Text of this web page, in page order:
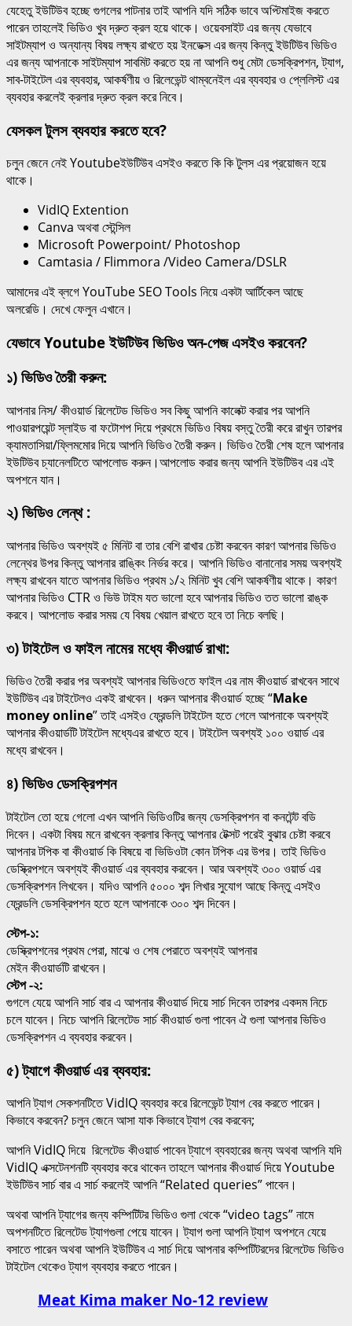
যেহেতু ইউটিউব হচ্ছে গুগলের পাটনার তাই আপনি যদি সঠিক ভাবে অপ্টিমাইজ করতে
পারেন তাহলেই ভিডিও খুব দ্রুত ক্রল হয়ে থাকে। ওয়েবসাইট এর জন্য যেভাবে
সাইটম্যাপ ও অন্যান্য বিষয় লক্ষ্য রাখতে হয় ইনডেক্স এর জন্য কিন্তু ইউটিউব ভিডিও
এর জন্য আপনাকে সাইটম্যাপ সাবমিট করতে হয় না আপনি শুধু মেটা ডেসক্রিপশন, ট্যাগ,
সাব-টাইটেল এর ব্যবহার, আকর্ষণীয় ও রিলেভেন্ট থাম্বনেইল এর ব্যবহার ও প্লেলিস্ট এর
ব্যবহার করলেই ক্রলার দ্রুত ক্রল করে নিবে।
যেসকল টুলস ব্যবহার করতে হবে?
চলুন জেনে নেই Youtubeইউটিউব এসইও করতে কি কি টুলস এর প্রয়োজন হয়ে
থাকে।
VidIQ Extention
Canva অথবা স্টেন্সিল
Microsoft Powerpoint/ Photoshop
Camtasia / Flimmora /Video Camera/DSLR
আমাদের এই ব্লগে YouTube SEO Tools নিয়ে একটা আর্টিকেল আছে
অলরেডি। দেখে ফেলুন এখানে।
যেভাবে Youtube ইউটিউব ভিডিও অন-পেজ এসইও করবেন?
১) ভিডিও তৈরী করুন:
আপনার নিস/ কীওয়ার্ড রিলেটেড ভিডিও সব কিছু আপনি কালেক্ট করার পর আপনি
পাওয়ারপয়েন্ট স্লাইড বা ফটোশপ দিয়ে প্রথমে ভিডিও বিষয় বস্তু তৈরী করে রাখুন তারপর
ক্যামতাসিয়া/ফ্লিমমোর দিয়ে আপনি ভিডিও তৈরী করুন। ভিডিও তৈরী শেষ হলে আপনার
ইউটিউব চ্যানেলটিতে আপলোড করুন।আপলোড করার জন্য আপনি ইউটিউব এর এই
অপশনে যান।
২) ভিডিও লেন্থ :
আপনার ভিডিও অবশ্যই ৫ মিনিট বা তার বেশি রাখার চেষ্টা করবেন কারণ আপনার ভিডিও
লেন্থের উপর কিন্তু আপনার রাঙ্কিং নির্ভর করে। আপনি ভিডিও বানানোর সময় অবশ্যই
লক্ষ্য রাখবেন যাতে আপনার ভিডিও প্রথম ১/২ মিনিট খুব বেশি আকর্ষণীয় থাকে। কারণ
আপনার ভিডিও CTR ও ভিউ টাইম যত ভালো হবে আপনার ভিডিও তত ভালো রাঙ্ক
করবে। আপলোড করার সময় যে বিষয় খেয়াল রাখতে হবে তা নিচে বলছি।
৩) টাইটেল ও ফাইল নামের মধ্যে কীওয়ার্ড রাখা:
ভিডিও তৈরী করার পর অবশ্যই আপনার ভিডিওতে ফাইল এর নাম কীওয়ার্ড রাখবেন সাথে
ইউটিউব এর টাইটেলও একই রাখবেন। ধরুন আপনার কীওয়ার্ড হচ্ছে “Make
money online” তাই এসইও ফ্রেন্ডলি টাইটেল হতে গেলে আপনাকে অবশ্যই
আপনার কীওয়ার্ডটি টাইটেল মধ্যেএর রাখতে হবে। টাইটেল অবশ্যই ১০০ ওয়ার্ড এর
মধ্যে রাখবেন।
৪) ভিডিও ডেসক্রিপশন
টাইটেল তো হয়ে গেলো এখন আপনি ভিডিওটির জন্য ডেসক্রিপশন বা কনটেন্ট বডি
দিবেন। একটা বিষয় মনে রাখবেন ক্রলার কিন্তু আপনার টেক্সট পরেই বুঝার চেষ্টা করবে
আপনার টপিক বা কীওয়ার্ড কি বিষয়ে বা ভিডিওটা কোন টপিক এর উপর। তাই ভিডিও
ডেস্ক্রিপশনে অবশ্যই কীওয়ার্ড এর ব্যবহার করবেন। আর অবশ্যই ৩০০ ওয়ার্ড এর
ডেসক্রিপশন লিখবেন। যদিও আপনি ৫০০০ শব্দ লিখার সুযোগ আছে কিন্তু এসইও
ফ্রেন্ডলি ডেসক্রিপশন হতে হলে আপনাকে ৩০০ শব্দ দিবেন।
স্টেপ-১:
ডেস্ক্রিপশনের প্রথম পেরা, মাঝে ও শেষ পেরাতে অবশ্যই আপনার
মেইন কীওয়ার্ডটি রাখবেন।
স্টেপ -২:
গুগলে যেয়ে আপনি সার্চ বার এ আপনার কীওয়ার্ড দিয়ে সার্চ দিবেন তারপর একদম নিচে
চলে যাবেন। নিচে আপনি রিলেটেড সার্চ কীওয়ার্ড গুলা পাবেন ঐ গুলা আপনার ভিডিও
ডেসক্রিপশন এ ব্যবহার করবেন।
৫) ট্যাগে কীওয়ার্ড এর ব্যবহার:
আপনি ট্যাগ সেকশনটিতে VidIQ ব্যবহার করে রিলেভেন্ট ট্যাগ বের করতে পারেন।
কিভাবে করবেন? চলুন জেনে আসা যাক কিভাবে ট্যাগ বের করবেন;
আপনি VidIQ দিয়ে রিলেটেড কীওয়ার্ড পাবেন ট্যাগে ব্যবহারের জন্য অথবা আপনি যদি
VidIQ এক্সটেনশনটি ব্যবহার করে থাকেন তাহলে আপনার কীওয়ার্ড দিয়ে Youtube
ইউটিউব সার্চ বার এ সার্চ করলেই আপনি “Related queries” পাবেন।
অথবা আপনি ট্যাগের জন্য কম্পিটিটর ভিডিও গুলা থেকে “video tags” নামে
অপশনটিতে রিলেটেড ট্যাগগুলা পেয়ে যাবেন। ট্যাগ গুলা আপনি ট্যাগ অপশনে যেয়ে
বসাতে পারেন অথবা আপনি ইউটিউব এ সার্চ দিয়ে আপনার কম্পিটিটরদের রিলেটেড ভিডিও
টাইটেল থেকেও ট্যাগ ব্যবহার করতে পারেন।
Meat Kima maker No-12 review